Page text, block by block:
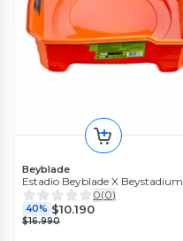
Beyblade
Estadio Beyblade X Beystadium
0(0)
40% $10.190
$16.990